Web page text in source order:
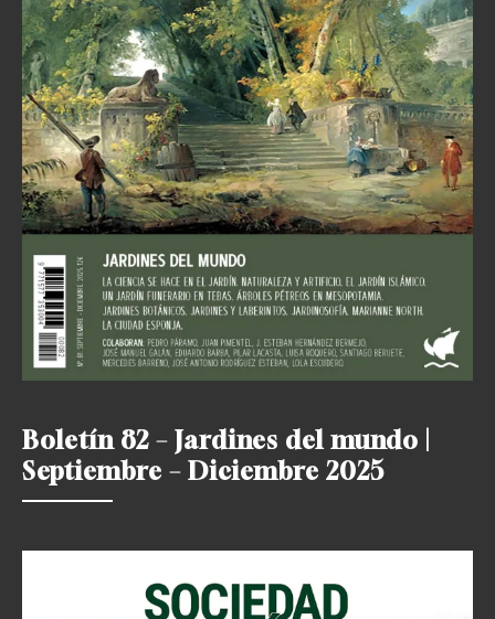
Boletín 82 – Jardines del mundo |
Septiembre – Diciembre 2025